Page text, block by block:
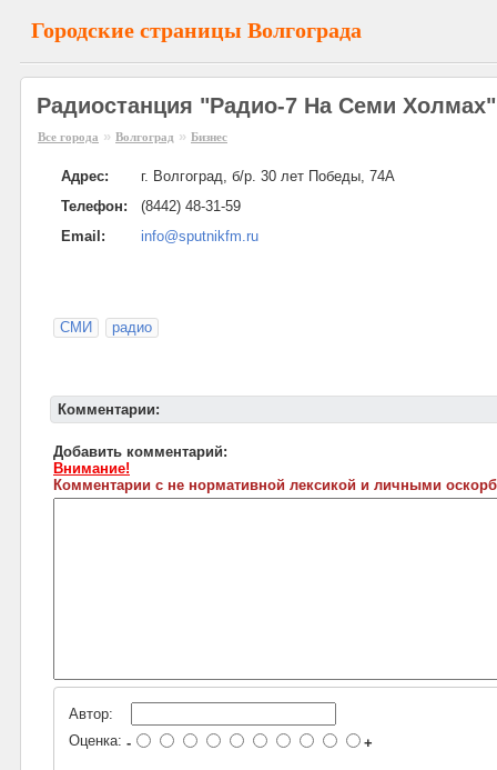
Городские страницы Волгограда
Радиостанция "Радио-7 На Семи
Все города » Волгоград » Бизнес
Адрес:
г. Волгоград, б/р. 30 лет Победы, 74А
Телефон:
(8442) 48-31-59
Email:
info@sputnikfm.ru
СМИ радио
Комментарии:
Добавить комментарий:
Внимание!
Комментарии с не нормативной лексикой и личными
Автор:
Оценка: - +